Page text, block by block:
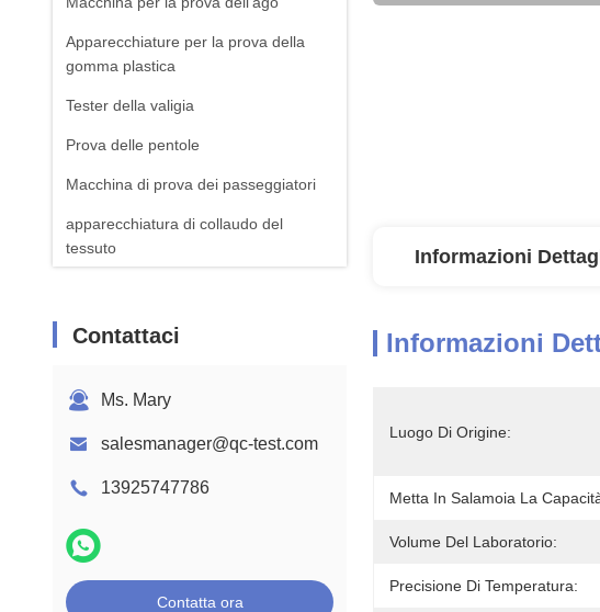
Apparecchiature per la prova della
gomma plastica
Tester della valigia
Prova delle pentole
Macchina di prova dei passeggiatori
apparecchiatura di collaudo del
tessuto
Attrezzatura per il test della batteria
Apparecchiature per la prova
Contattaci
Ms. Mary
salesmanager@qc-test.com
13925747786
Contatta ora
Informazioni
Informazioni
Luogo Di Origine:
Metta In Salamoia La
Volume Del Laboratorio:
Precisione Di Temperatura: